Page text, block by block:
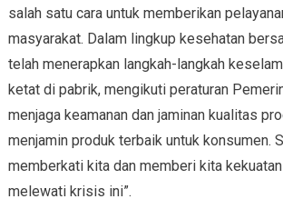
salah satu cara untuk memberikan
masyarakat. Dalam lingkup kesehatan
telah menerapkan langkah-langkah
ketat di pabrik, mengikuti peraturan
menjaga keamanan dan jaminan kualitas
menjamin produk terbaik untuk konsumen.
memberkati kita dan memberi kita
melewati krisis ini”.